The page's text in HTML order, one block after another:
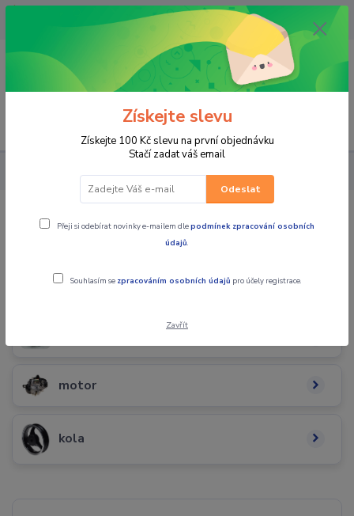
OPAVA 733537099/HLUČÍN
734541648/OLOMOUC 734593593
0,00 CZK
PRO STROJE NÁHRADNÍ DÍLY SKÚTRY
NÁHRADNÍ DÍLY SKÚTRY
variátor
motor
kola
Získejte slevu
Získejte 100 Kč slevu na první objednávku
Stačí zadat váš email
Odeslat
Přeji si odebírat novinky e-mailem dlepodmínek zpracování osobních
údajů.
Souhlasím se zpracováním osobních údajů pro účely registrace.
Zavřít